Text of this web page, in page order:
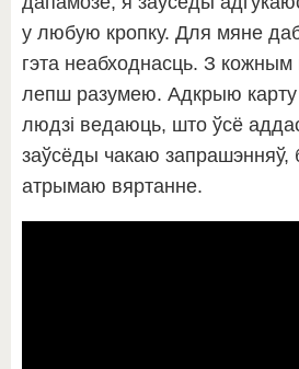
у любую кропку. Для мяне
гэта неабходнасць. З кожным
лепш разумею. Адкрыю
людзі ведаюць, што ўсё
заўсёды чакаю
атрымаю вяртанне.